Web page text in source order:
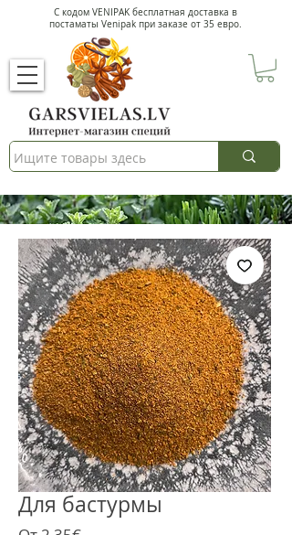
С кодом VENIPAKбесплатная доставка в
постаматы Venipak при заказе от 35 евро.
Для бастурмы